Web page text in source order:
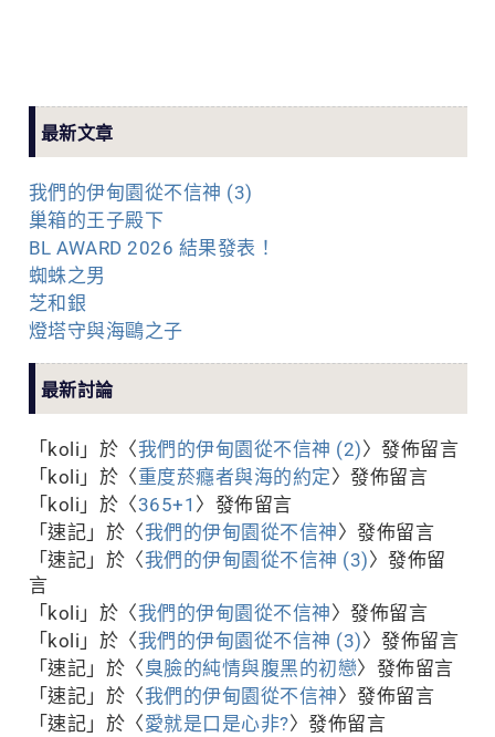
最新文章
我們的伊甸園從不信神 (3)
巢箱的王子殿下
BL AWARD 2026 結果發表！
蜘蛛之男
芝和銀
燈塔守與海鷗之子
最新討論
「 koli 」於〈我們的伊甸園從不信神 (2)〉發佈留言
「 koli 」於〈重度菸癮者與海的約定〉發佈留言
「 koli 」於〈365+1 〉發佈留言
「 速記 」於〈我們的伊甸園從不信神〉發佈留言
「 速記 」於〈我們的伊甸園從不信神 (3)〉發佈留
言
「 koli 」於〈我們的伊甸園從不信神〉發佈留言
「 koli 」於〈我們的伊甸園從不信神 (3)〉發佈留言
「 速記 」於〈臭臉的純情與腹黑的初戀〉發佈留言
「 速記 」於〈我們的伊甸園從不信神〉發佈留言
「 速記 」於〈愛就是口是心非?〉發佈留言